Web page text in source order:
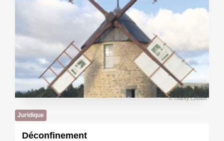
© Thierry Coulon
Juridique
Déconfinement